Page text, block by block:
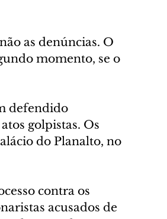
as denúncias. O
momento, se o
defendido
golpistas. Os
do Planalto, no
contra os
acusados de